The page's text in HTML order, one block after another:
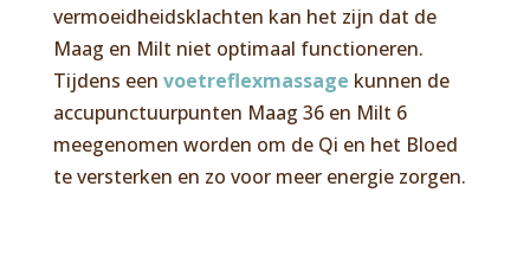
vermoeidheidsklachten kan het zijn dat de
Maag en Milt niet optimaal functioneren.
Tijdens een voetreflexmassage kunnen de
accupunctuurpunten Maag 36 en Milt 6
meegenomen worden om de Qi en het Bloed
te versterken en zo voor meer energie zorgen.